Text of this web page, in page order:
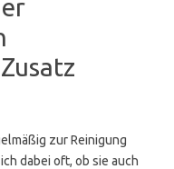
zur Reinigung
dabei oft, ob sie auch